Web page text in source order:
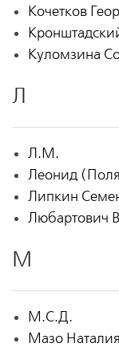
Кочетков
Куломзина
Л
Л.М.
Леонид
Липкин
Любартович
М
М.С.Д.
Мазо Наталия